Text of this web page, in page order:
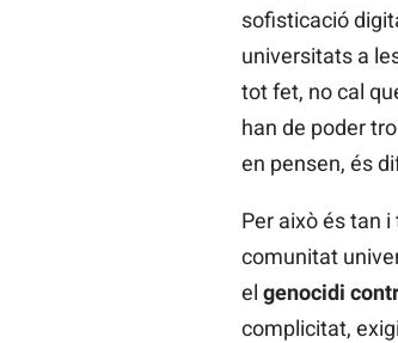
sofisticació
universitats a
tot fet, no cal
han de poder
en pensen, és
Per això és tan
comunitat
el genocidi
complicitat,